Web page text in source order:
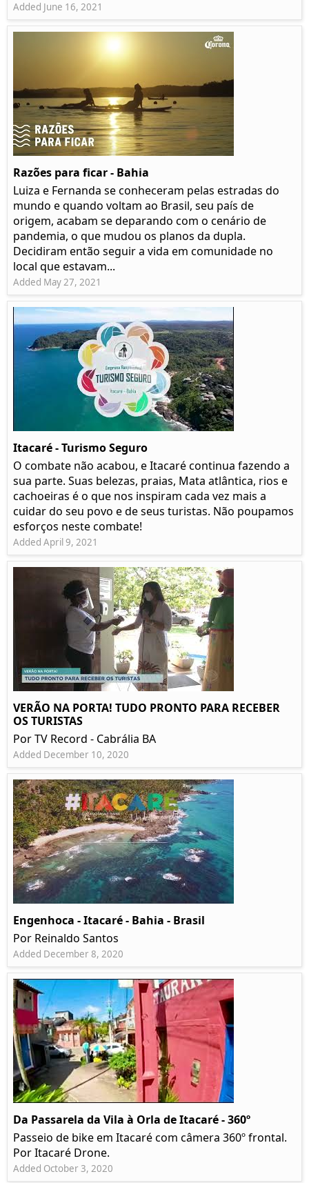
Added June 16, 2021
Razões para ficar - Bahia
Luiza e Fernanda se conheceram pelas estradas do
mundo e quando voltam ao Brasil, seu país de
origem, acabam se deparando com o cenário de
pandemia, o que mudou os planos da dupla.
Decidiram então seguir a vida em comunidade no
local que estavam...
Added May 27, 2021
Itacaré - Turismo Seguro
O combate não acabou, e Itacaré continua fazendo a
sua parte. Suas belezas, praias, Mata atlântica, rios e
cachoeiras é o que nos inspiram cada vez mais a
cuidar do seu povo e de seus turistas. Não poupamos
esforços neste combate!
Added April 9, 2021
VERÃO NA PORTA! TUDO PRONTO PARA RECEBER
OS TURISTAS
Por TV Record - Cabrália BA
Added December 10, 2020
Engenhoca - Itacaré - Bahia - Brasil
Por Reinaldo Santos
Added December 8, 2020
Da Passarela da Vila à Orla de Itacaré - 360º
Passeio de bike em Itacaré com câmera 360º frontal.
Por Itacaré Drone.
Added October 3, 2020